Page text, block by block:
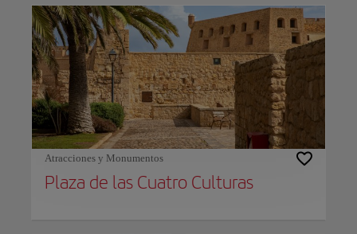
Atracciones y Monumentos
Plaza de las Cuatro Culturas